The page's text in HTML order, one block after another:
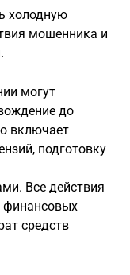
холодную
мошенника и
могут
до
включает
подготовку
Все действия
средств